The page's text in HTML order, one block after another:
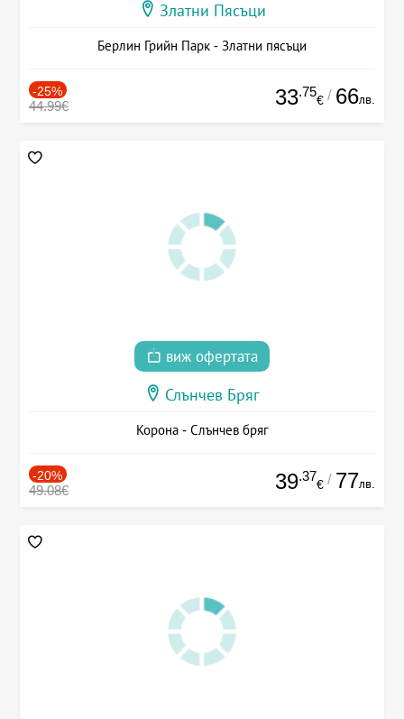
Златни Пясъци
Берлин Грийн Парк - Златни пясъци
-25%
44.99€ 33.75
€ / 66лв.
виж офертата
Слънчев Бряг
Корона - Слънчев бряг
-20%
49.08€ 39.37
€ / 77лв.